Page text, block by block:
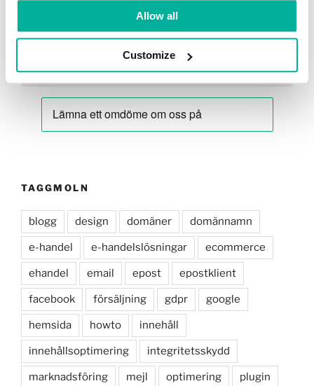
Allow all
Customize
TAGGMOLN
blogg design domäner domännamn
e-handel e-handelslösningar ecommerce
ehandel email epost epostklient
facebook försäljning gdpr google
hemsida howto innehåll
innehållsoptimering integritetsskydd
marknadsföring mejl optimering plugin